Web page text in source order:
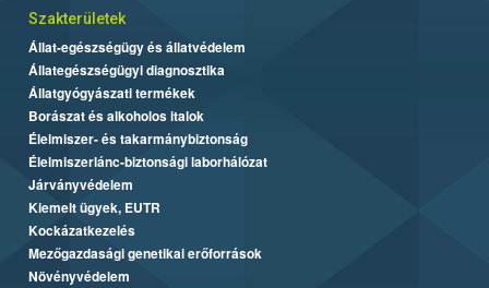
Szakterületek
Állat-egészségügy és állatvédelem
Állategészségügyi diagnosztika
Állatgyógyászati termékek
Borászat és alkoholos italok
Élelmiszer- és takarmánybiztonság
Élelmiszerlánc-biztonsági laborhálózat
Járványvédelem
Kiemelt ügyek, EUTR
Kockázatkezelés
Mezőgazdasági genetikai erőforrások
Növényvédelem